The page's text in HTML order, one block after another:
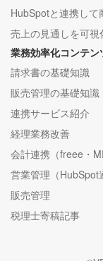
HubSpotと連携して
売上の見通しを可視
業務効率化コンテン
請求書の基礎知識
販売管理の基礎知識
連携サービス紹介
経理業務改善
会計連携（freee・
営業管理（HubSpot
販売管理
税理士寄稿記事